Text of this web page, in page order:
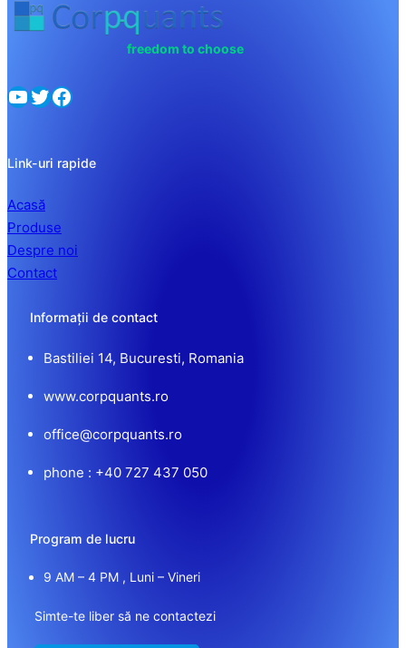
freedom to choose
YouTube Twitter Facebook
Link-uri rapide
Acasă
Produse
Despre noi
Contact
Informații de contact
Bastiliei 14, Bucuresti, Romania
www.corpquants.ro
office@corpquants.ro
phone : +40 727 437 050
Program de lucru
9 AM – 4 PM , Luni – Vineri
Simte-te liber să ne contactezi